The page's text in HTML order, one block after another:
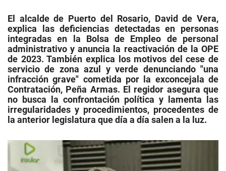
El alcalde de Puerto del Rosario, David de Vera,
explica las deficiencias detectadas en personas
integradas en la Bolsa de Empleo de personal
administrativo y anuncia la reactivación de la OPE
de 2023. También explica los motivos del cese de
servicio de zona azul y verde denunciando "una
infracción grave" cometida por la exconcejala de
Contratación, Peña Armas. El regidor asegura que
no busca la confrontación política y lamenta las
irregularidades y procedimientos, procedentes de
la anterior legislatura que día a día salen a la luz.